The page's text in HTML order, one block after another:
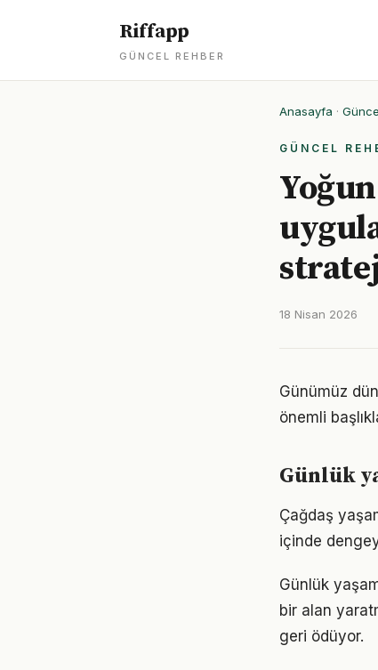
Riffapp
GÜNCEL REHBER
Anasayfa ·
GÜNCEL
18 Nisan 2026
Günümüz
önemli
Günlük
Çağdaş
içinde
Günlük
bir alan
geri ödüyor.